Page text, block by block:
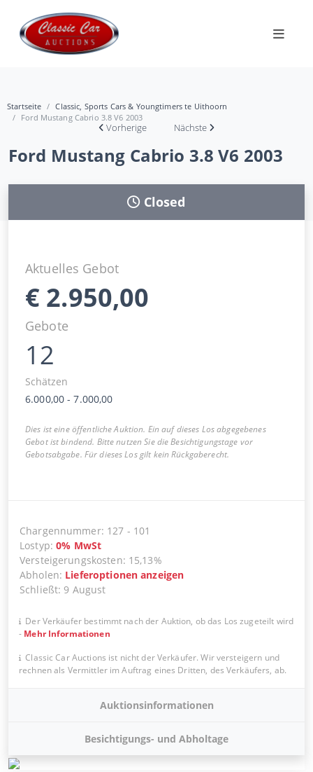
Startseite
Classic, Sports Cars & Youngtimers te Uithoorn
Ford Mustang Cabrio 3.8 V6 2003
Vorherige Nächste
Ford Mustang Cabrio 3.8 V6 2003
Closed
Aktuelles Gebot
€ 2.950,00
Gebote
12
Schätzen
6.000,00 -7.000,00
Dies ist eine öffentliche Auktion. Ein auf dieses Los abgegebenes
Gebot ist bindend. Bitte nutzen Sie die Besichtigungstage vor
Gebotsabgabe. Für dieses Los gilt kein Rückgaberecht.
Chargennummer: 127 - 101
Lostyp:0% MwSt
Versteigerungskosten: 15,13%
Abholen: Lieferoptionen anzeigen
Schließt: 9 August
Der Verkäufer bestimmt nach der Auktion, ob das Los zugeteilt wird
- Mehr Informationen
Classic Car Auctions ist nicht der Verkäufer. Wir versteigern und
rechnen als Vermittler im Auftrag eines Dritten, des Verkäufers, ab.
Auktionsinformationen
Besichtigungs- und Abholtage